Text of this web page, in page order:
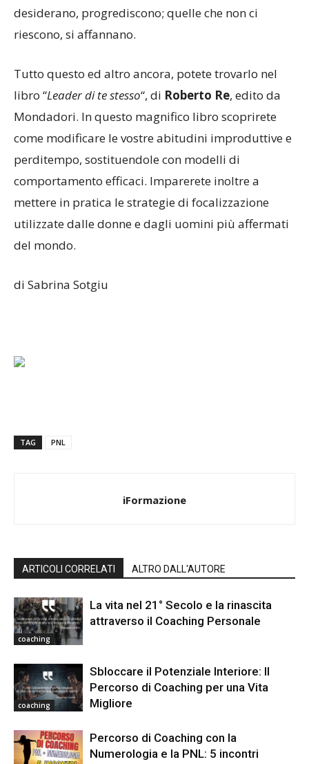
desiderano, progrediscono; quelle che non ci
riescono, si affannano.
Tutto questo ed altro ancora, potete trovarlo nel
libro “Leader di te stesso“, di Roberto Re, edito da
Mondadori. In questo magnifico libro scoprirete
come modificare le vostre abitudini improduttive e
perditempo, sostituendole con modelli di
comportamento efficaci. Imparerete inoltre a
mettere in pratica le strategie di focalizzazione
utilizzate dalle donne e dagli uomini più affermati
del mondo.
di Sabrina Sotgiu
TAG PNL
iFormazione
ARTICOLI CORRELATI ALTRO DALL'AUTORE
coaching
La vita nel 21° Secolo e la rinascita
attraverso il Coaching Personale
coaching
Sbloccare il Potenziale Interiore: Il
Percorso di Coaching per una Vita
Migliore
Percorso di Coaching con la
Numerologia e la PNL: 5 incontri